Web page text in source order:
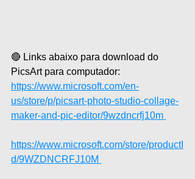
🔴 Links abaixo para download do
PicsArt para computador:
https://www.microsoft.com/en-
us/store/p/picsart-photo-studio-collage-
maker-and-pic-editor/9wzdncrfj10m
https://www.microsoft.com/store/productI
d/9WZDNCRFJ10M